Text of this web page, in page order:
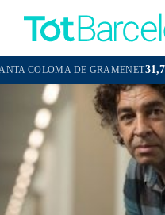
DE GRAMENET31,7°